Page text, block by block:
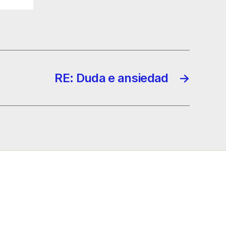
→
RE: Duda e ansiedad